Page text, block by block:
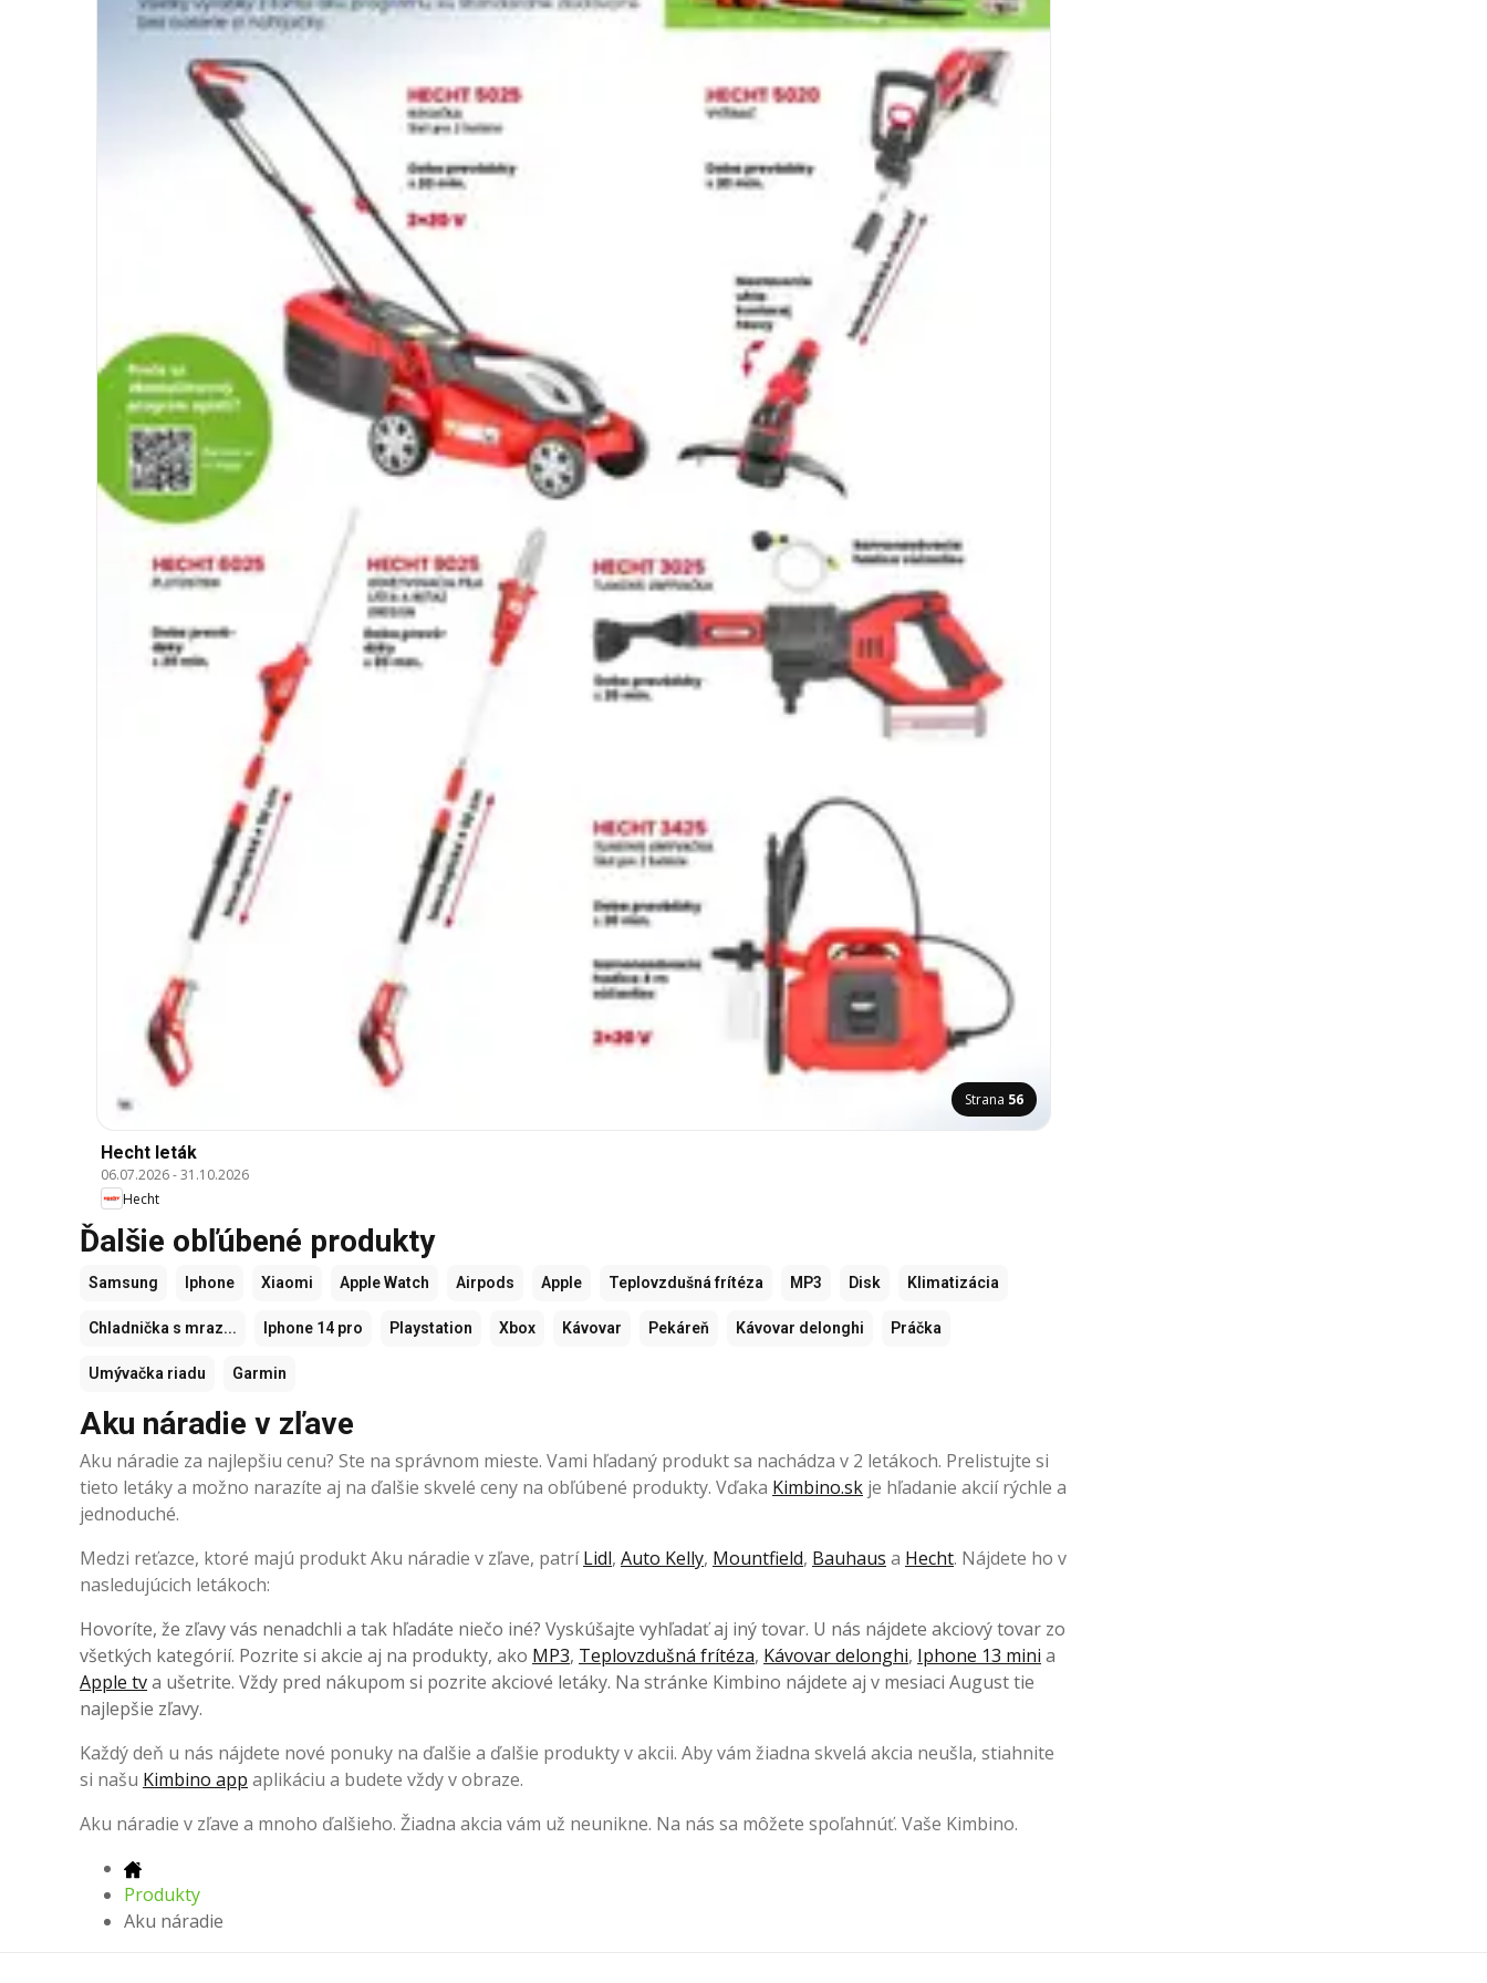
Strana 56
Hecht leták
06.07.2026-31.10.2026
Hecht
Ďalšie obľúbené produkty
Samsung Iphone Xiaomi Apple Watch Airpods Apple Teplovzdušná frítéza MP3 Disk Klimatizácia
Chladnička s mraz... Iphone 14 pro Playstation Xbox Kávovar Pekáreň Kávovar delonghi Práčka
Umývačka riadu Garmin
Aku náradie v zľave
Aku náradie za najlepšiu cenu? Ste na správnom mieste. Vami hľadaný produkt sa nachádza v 2 letákoch. Prelistujte si
tieto letáky a možno narazíte aj na ďalšie skvelé ceny na obľúbené produkty. Vďaka Kimbino.sk je hľadanie akcií rýchle a
jednoduché.
Medzi reťazce, ktoré majú produkt Aku náradie v zľave, patríLidl, Auto Kelly, Mountfield, Bauhaus a Hecht. Nájdete ho v
nasledujúcich letákoch:
Hovoríte, že zľavy vás nenadchli a tak hľadáte niečo iné? Vyskúšajte vyhľadať aj iný tovar. U nás nájdete akciový tovar zo
všetkých kategórií. Pozrite si akcie aj na produkty, ako MP3, Teplovzdušná frítéza, Kávovar delonghi, Iphone 13 mini a
Apple tva ušetrite. Vždy pred nákupom si pozrite akciové letáky. Na stránke Kimbino nájdete aj v mesiaci August tie
najlepšie zľavy.
Každý deň u nás nájdete nové ponuky na ďalšie a ďalšie produkty v akcii. Aby vám žiadna skvelá akcia neušla, stiahnite
si našu Kimbino app aplikáciu a budete vždy v obraze.
Aku náradie v zľave a mnoho ďalšieho. Žiadna akcia vám už neunikne. Na nás sa môžete spoľahnúť. Vaše Kimbino.
Produkty
Aku náradie